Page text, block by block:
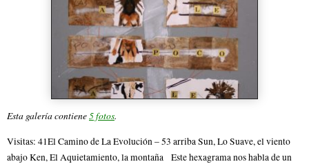
Esta galería contiene5 fotos.
Visitas: 41El Camino de La Evolución – 53 arriba Sun, Lo Suave, el viento
abajo Ken, El Aquietamiento, la montaña Este hexagrama nos habla de un